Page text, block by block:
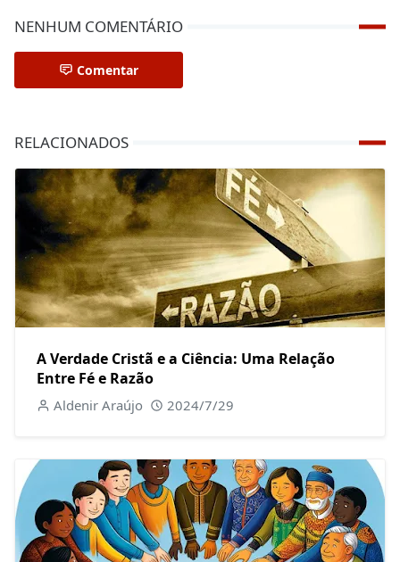
NENHUM COMENTÁRIO
Comentar
RELACIONADOS
A Verdade Cristã e a Ciência: Uma Relação
Entre Fé e Razão
Aldenir Araújo 2024/7/29